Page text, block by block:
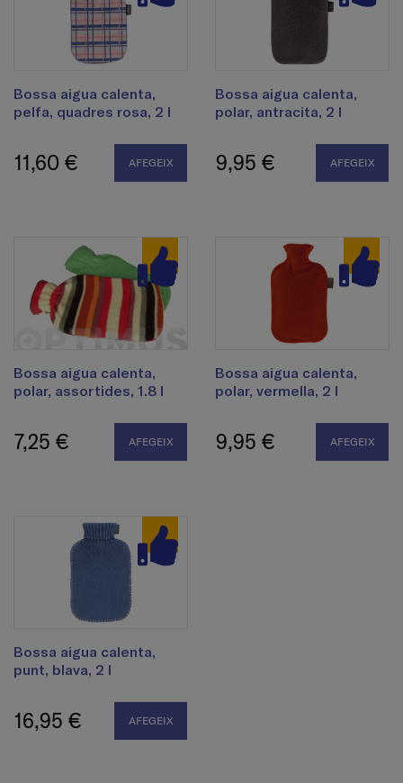
Bossa aigua calenta,
pelfa, quadres rosa, 2 l
11,60 € AFEGEIX
Bossa aigua calenta,
polar, antracita, 2 l
9,95 € AFEGEIX
Bossa aigua calenta,
polar, assortides, 1.8 l
7,25 € AFEGEIX
Bossa aigua calenta,
polar, vermella, 2 l
9,95 € AFEGEIX
Bossa aigua calenta,
punt, blava, 2 l
16,95 € AFEGEIX